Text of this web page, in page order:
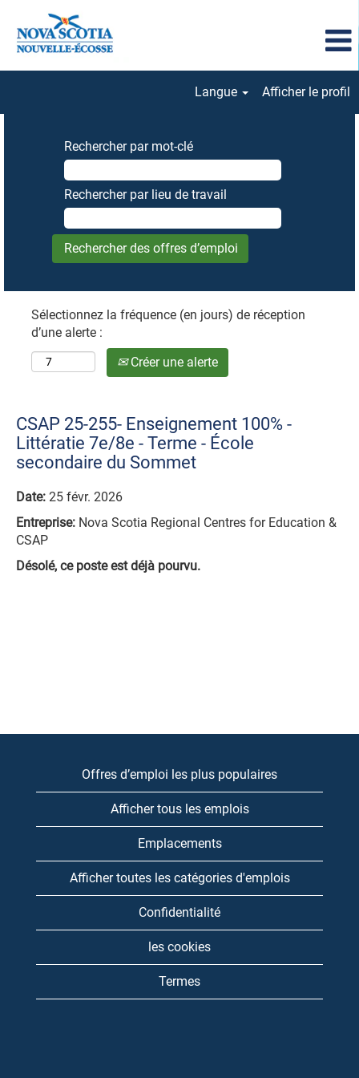
Langue Afficher le profil
Rechercher par mot-clé
Rechercher par lieu de travail
Sélectionnez la fréquence (en jours) de réception
d’une alerte :
Créer une alerte
CSAP 25-255- Enseignement 100% -
Littératie 7e/8e - Terme - École
secondaire du Sommet
Date: 25 févr. 2026
Entreprise: Nova Scotia Regional Centres for Education &
CSAP
Désolé, ce poste est déjà pourvu.
Offres d’emploi les plus populaires
Afficher tous les emplois
Emplacements
Afficher toutes les catégories d'emplois
Confidentialité
les cookies
Termes